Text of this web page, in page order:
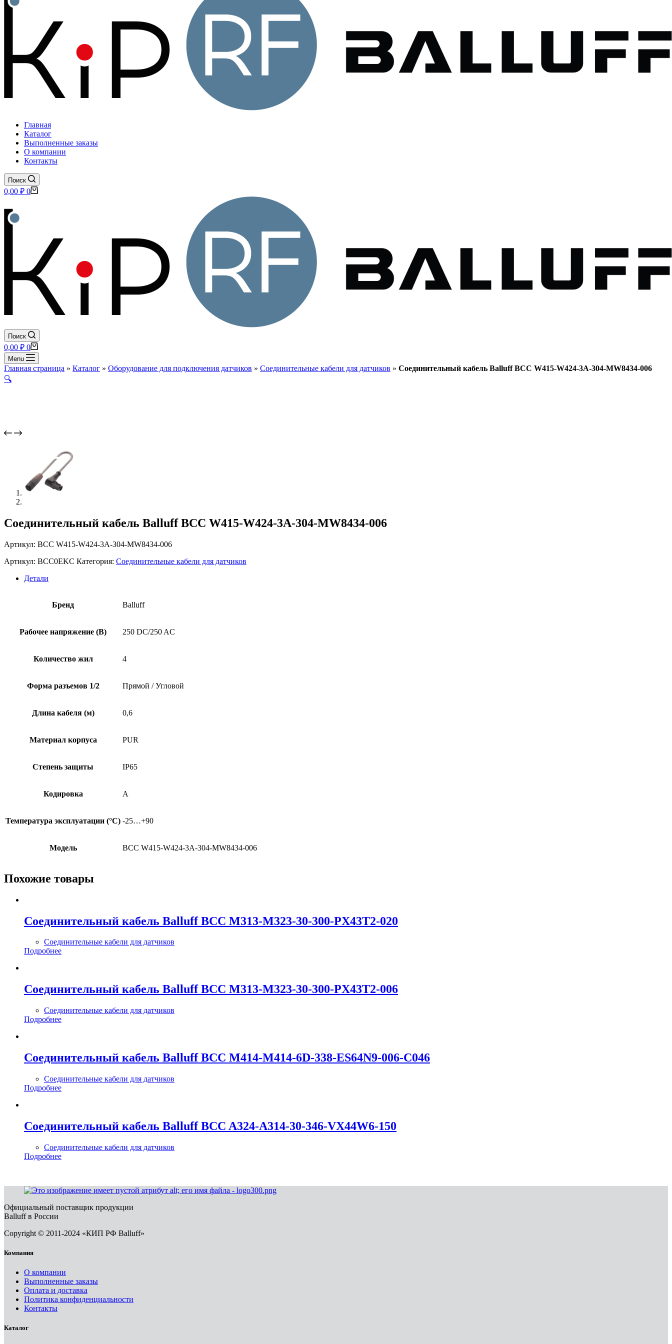
Главная
Каталог
Выполненные заказы
О компании
Контакты
Поиск
Корзина
0,00 ₽ 0
Поиск
Корзина
0,00 ₽ 0
Menu
Главная страница » Каталог » Оборудование для подключения датчиков » Соединительные кабели для датчиков » Соединительный кабель Balluff BCC W415-W424-3A-304-MW8434-006
🔍
Соединительный кабель Balluff BCC W415-W424-3A-304-MW8434-006
Артикул: BCC W415-W424-3A-304-MW8434-006
Артикул: BCC0EKC Категория: Соединительные кабели для датчиков
Детали
Бренд Balluff
Рабочее напряжение (В) 250 DC/250 AC
Количество жил 4
Форма разъемов 1/2 Прямой / Угловой
Длина кабеля (м) 0,6
Материал корпуса PUR
Степень защиты IP65
Кодировка A
Температура эксплуатации (°C) -25…+90
Модель BCC W415-W424-3A-304-MW8434-006
Похожие товары
Соединительный кабель Balluff BCC M313-M323-30-300-PX43T2-020
Соединительные кабели для датчиков
Подробнее
Соединительный кабель Balluff BCC M313-M323-30-300-PX43T2-006
Соединительные кабели для датчиков
Подробнее
Соединительный кабель Balluff BCC M414-M414-6D-338-ES64N9-006-C046
Соединительные кабели для датчиков
Подробнее
Соединительный кабель Balluff BCC A324-A314-30-346-VX44W6-150
Соединительные кабели для датчиков
Подробнее
Официальный поставщик продукции
Balluff в России
Copyright © 2011-2024 «КИП РФ Balluff»
Компания
О компании
Выполненные заказы
Оплата и доставка
Политика конфиденциальности
Контакты
Каталог